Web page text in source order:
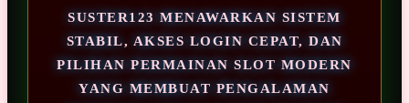
SUSTER123 MENAWARKAN SISTEM
STABIL, AKSES LOGIN CEPAT, DAN
PILIHAN PERMAINAN SLOT MODERN
YANG MEMBUAT PENGALAMAN